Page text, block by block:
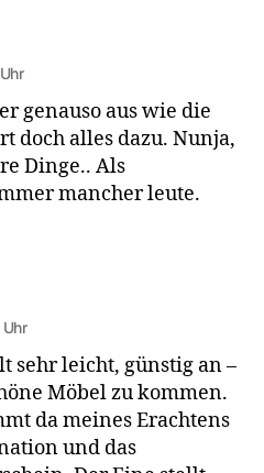
genauso aus wie die
doch alles dazu. Nunja,
Dinge.. Als
mancher leute.
sehr leicht, günstig an –
Möbel zu kommen.
da meines Erachtens
und das